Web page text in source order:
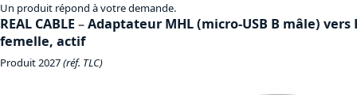
Un produit répond à votre demande.
REAL CABLE–Adaptateur MHL (micro-USB B mâle) vers
femelle, actif
Produit 2027(réf. TLC)